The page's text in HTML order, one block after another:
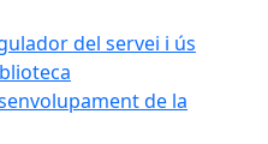
del servei i ús
de la